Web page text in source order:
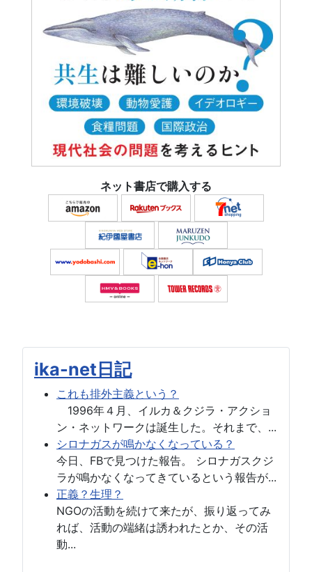
ネット書店で購入する
ika-net日記
これも排外主義という？
1996年４月、イルカ＆クジラ・アクショ
ン・ネットワークは誕生した。それまで、...
シロナガスが鳴かなくなっている？
今日、FBで見つけた報告。 シロナガスクジ
ラが鳴かなくなってきているという報告が...
正義？生理？
NGOの活動を続けて来たが、振り返ってみ
れば、活動の端緒は誘われたとか、その活
動...